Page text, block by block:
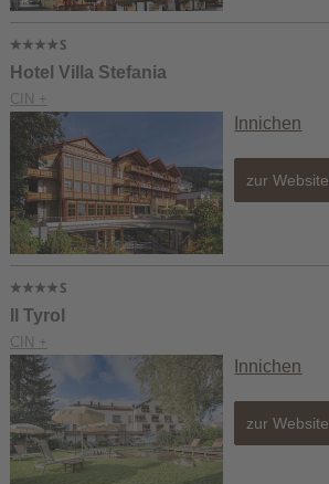
Hotel Villa Stefania
CIN +
Innichen
zur Website
Il Tyrol
CIN +
Innichen
zur Website